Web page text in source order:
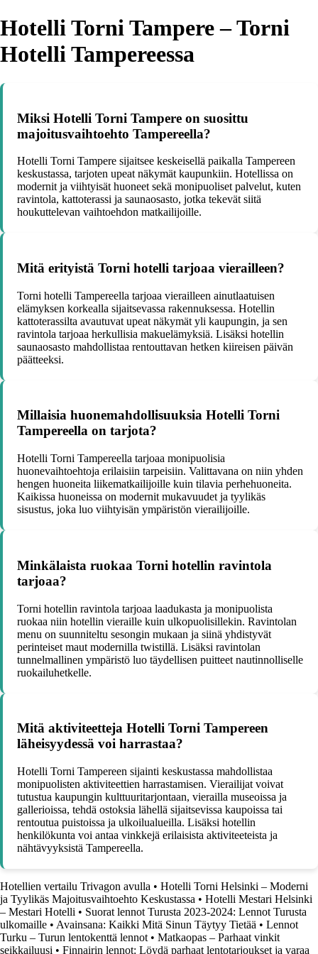
Hotelli Torni Tampere – Torni
Hotelli Tampereessa
Miksi Hotelli Torni Tampere on suosittu
majoitusvaihtoehto Tampereella?
Hotelli Torni Tampere sijaitsee keskeisellä paikalla Tampereen
keskustassa, tarjoten upeat näkymät kaupunkiin. Hotellissa on
modernit ja viihtyisät huoneet sekä monipuoliset palvelut, kuten
ravintola, kattoterassi ja saunaosasto, jotka tekevät siitä
houkuttelevan vaihtoehdon matkailijoille.
Mitä erityistä Torni hotelli tarjoaa vierailleen?
Torni hotelli Tampereella tarjoaa vierailleen ainutlaatuisen
elämyksen korkealla sijaitsevassa rakennuksessa. Hotellin
kattoterassilta avautuvat upeat näkymät yli kaupungin, ja sen
ravintola tarjoaa herkullisia makuelämyksiä. Lisäksi hotellin
saunaosasto mahdollistaa rentouttavan hetken kiireisen päivän
päätteeksi.
Millaisia huonemahdollisuuksia Hotelli Torni
Tampereella on tarjota?
Hotelli Torni Tampereella tarjoaa monipuolisia
huonevaihtoehtoja erilaisiin tarpeisiin. Valittavana on niin yhden
hengen huoneita liikematkailijoille kuin tilavia perhehuoneita.
Kaikissa huoneissa on modernit mukavuudet ja tyylikäs
sisustus, joka luo viihtyisän ympäristön vierailijoille.
Minkälaista ruokaa Torni hotellin ravintola
tarjoaa?
Torni hotellin ravintola tarjoaa laadukasta ja monipuolista
ruokaa niin hotellin vieraille kuin ulkopuolisillekin. Ravintolan
menu on suunniteltu sesongin mukaan ja siinä yhdistyvät
perinteiset maut modernilla twistillä. Lisäksi ravintolan
tunnelmallinen ympäristö luo täydellisen puitteet nautinnolliselle
ruokailuhetkelle.
Mitä aktiviteetteja Hotelli Torni Tampereen
läheisyydessä voi harrastaa?
Hotelli Torni Tampereen sijainti keskustassa mahdollistaa
monipuolisten aktiviteettien harrastamisen. Vierailijat voivat
tutustua kaupungin kulttuuritarjontaan, vierailla museoissa ja
gallerioissa, tehdä ostoksia lähellä sijaitsevissa kaupoissa tai
rentoutua puistoissa ja ulkoilualueilla. Lisäksi hotellin
henkilökunta voi antaa vinkkejä erilaisista aktiviteeteista ja
nähtävyyksistä Tampereella.
Hotellien vertailu Trivagon avulla • Hotelli Torni Helsinki – Moderni
ja Tyylikäs Majoitusvaihtoehto Keskustassa • Hotelli Mestari Helsinki
– Mestari Hotelli • Suorat lennot Turusta 2023-2024: Lennot Turusta
ulkomaille • Avainsana: Kaikki Mitä Sinun Täytyy Tietää • Lennot
Turku – Turun lentokenttä lennot • Matkaopas – Parhaat vinkit
seikkailuusi • Finnairin lennot: Löydä parhaat lentotarjoukset ja varaa